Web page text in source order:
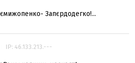
Запєрдодегко!...
IP: 46.133.213.---